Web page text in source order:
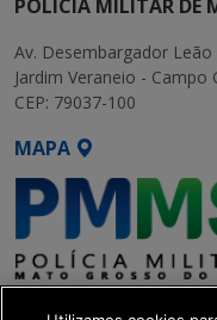
POLÍCIA MILITAR DE
Av. Desembargador
Jardim Veraneio - Campo
CEP: 79037-100
MAPA
SETDIG | Secretaria-